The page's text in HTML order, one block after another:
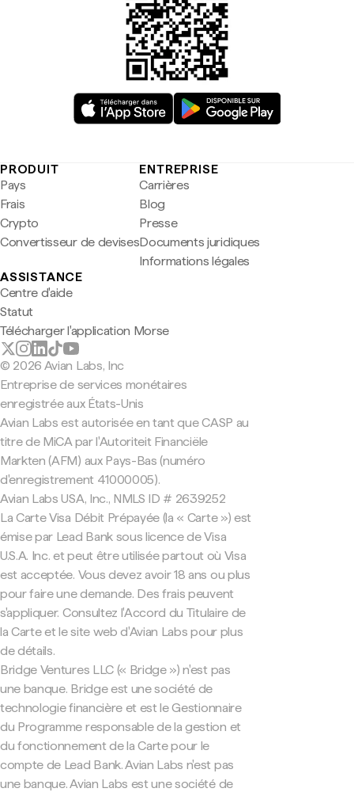
PRODUIT
Pays
Frais
Crypto
Convertisseur de devises
ENTREPRISE
Carrières
Blog
Presse
Documents juridiques
Informations légales
ASSISTANCE
Centre d'aide
Statut
Télécharger l'application Morse
© 2026 Avian Labs, Inc
Entreprise de services monétaires
enregistrée aux États-Unis
Avian Labs est autorisée en tant que CASP au
titre de MiCA par l'Autoriteit Financiële
Markten (AFM) aux Pays-Bas (numéro
d'enregistrement 41000005).
Avian Labs USA, Inc., NMLS ID # 2639252
La Carte Visa Débit Prépayée (la « Carte ») est
émise par Lead Bank sous licence de Visa
U.S.A. Inc. et peut être utilisée partout où Visa
est acceptée. Vous devez avoir 18 ans ou plus
pour faire une demande. Des frais peuvent
s'appliquer. Consultez l'Accord du Titulaire de
la Carte et le site web d'Avian Labs pour plus
de détails.
Bridge Ventures LLC (« Bridge ») n'est pas
une banque. Bridge est une société de
technologie financière et est le Gestionnaire
du Programme responsable de la gestion et
du fonctionnement de la Carte pour le
compte de Lead Bank. Avian Labs n'est pas
une banque. Avian Labs est une société de